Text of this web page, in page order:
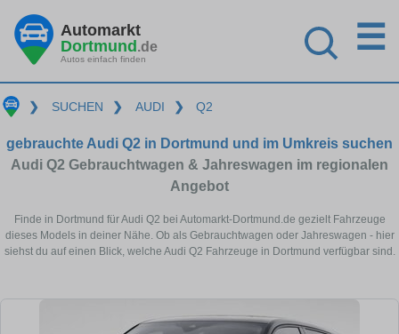
Automarkt
Dortmund.de
Autos einfach finden
☰
❯ SUCHEN ❯ AUDI ❯ Q2
gebrauchte Audi Q2 in Dortmund und im Umkreis suchen
Audi Q2 Gebrauchtwagen & Jahreswagen im regionalen
Angebot
Finde in Dortmund für Audi Q2 bei Automarkt-Dortmund.de gezielt Fahrzeuge
dieses Models in deiner Nähe. Ob als Gebrauchtwagen oder Jahreswagen - hier
siehst du auf einen Blick, welche Audi Q2 Fahrzeuge in Dortmund verfügbar sind.